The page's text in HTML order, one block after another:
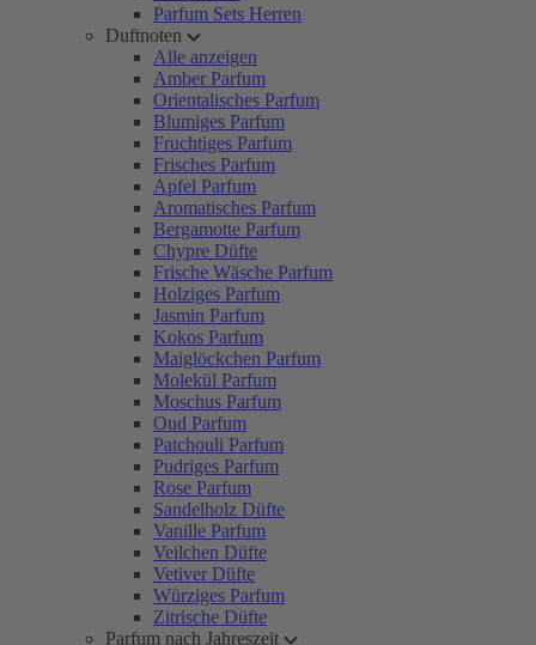
Parfum Sets Herren
Duftnoten
Alle anzeigen
Amber Parfum
Orientalisches Parfum
Blumiges Parfum
Fruchtiges Parfum
Frisches Parfum
Apfel Parfum
Aromatisches Parfum
Bergamotte Parfum
Chypre Düfte
Frische Wäsche Parfum
Holziges Parfum
Jasmin Parfum
Kokos Parfum
Maiglöckchen Parfum
Molekül Parfum
Moschus Parfum
Oud Parfum
Patchouli Parfum
Pudriges Parfum
Rose Parfum
Sandelholz Düfte
Vanille Parfum
Veilchen Düfte
Vetiver Düfte
Würziges Parfum
Zitrische Düfte
Parfum nach Jahreszeit